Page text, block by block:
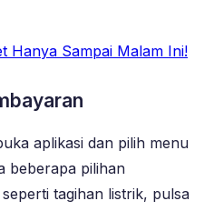
Hanya Sampai Malam Ini!
aplikasi dan pilih menu
beberapa pilihan
tagihan listrik, pulsa